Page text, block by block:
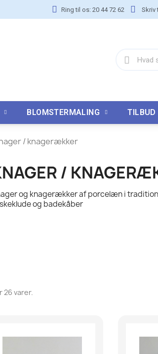
Ring til os: 20 44 72 62 Skriv
BLOMSTERMALING TILBUD
/ knagerækker
/
og knagerækker af porcelæn i
og badekåber
26 varer.